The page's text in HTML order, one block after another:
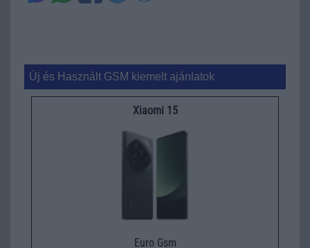
Új és Használt GSM kiemelt ajánlatok
Xiaomi 15
Euro Gsm